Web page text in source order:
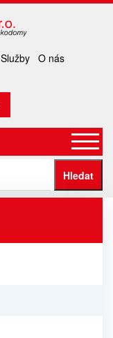
Služby O nás